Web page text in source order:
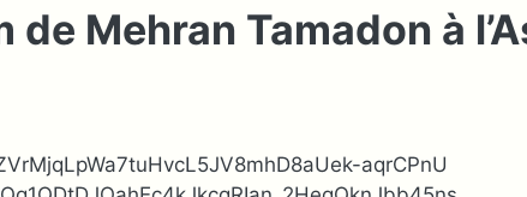
Mehran Tamadon à